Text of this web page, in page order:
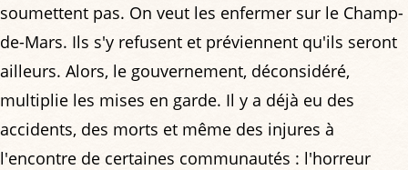
soumettent pas. On veut les enfermer sur le Champ-
de-Mars. Ils s'y refusent et préviennent qu'ils seront
ailleurs. Alors, le gouvernement, déconsidéré,
multiplie les mises en garde. Il y a déjà eu des
accidents, des morts et même des injures à
l'encontre de certaines communautés : l'horreur